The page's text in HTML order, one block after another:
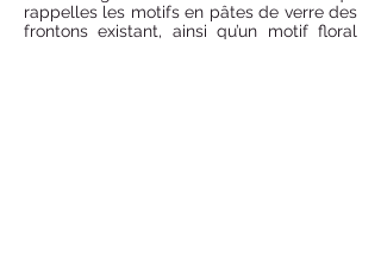
rappelles les motifs en pâtes de verre des
frontons existant, ainsi qu’un motif floral